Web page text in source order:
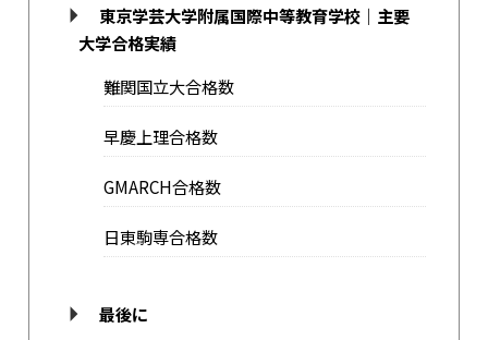
東京学芸大学附属国際中等教育学校｜主要
大学合格実績
難関国立大合格数
早慶上理合格数
GMARCH合格数
日東駒専合格数
最後に